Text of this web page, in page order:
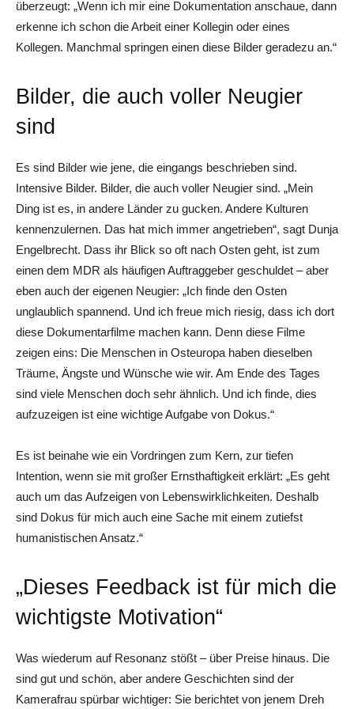
überzeugt: „Wenn ich mir eine Dokumentation anschaue, dann
erkenne ich schon die Arbeit einer Kollegin oder eines
Kollegen. Manchmal springen einen diese Bilder geradezu an.“
Bilder, die auch voller Neugier
sind
Es sind Bilder wie jene, die eingangs beschrieben sind.
Intensive Bilder. Bilder, die auch voller Neugier sind. „Mein
Ding ist es, in andere Länder zu gucken. Andere Kulturen
kennenzulernen. Das hat mich immer angetrieben“, sagt Dunja
Engelbrecht. Dass ihr Blick so oft nach Osten geht, ist zum
einen dem MDR als häufigen Auftraggeber geschuldet – aber
eben auch der eigenen Neugier: „Ich finde den Osten
unglaublich spannend. Und ich freue mich riesig, dass ich dort
diese Dokumentarfilme machen kann. Denn diese Filme
zeigen eins: Die Menschen in Osteuropa haben dieselben
Träume, Ängste und Wünsche wie wir. Am Ende des Tages
sind viele Menschen doch sehr ähnlich. Und ich finde, dies
aufzuzeigen ist eine wichtige Aufgabe von Dokus.“
Es ist beinahe wie ein Vordringen zum Kern, zur tiefen
Intention, wenn sie mit großer Ernsthaftigkeit erklärt: „Es geht
auch um das Aufzeigen von Lebenswirklichkeiten. Deshalb
sind Dokus für mich auch eine Sache mit einem zutiefst
humanistischen Ansatz.“
„Dieses Feedback ist für mich die
wichtigste Motivation“
Was wiederum auf Resonanz stößt – über Preise hinaus. Die
sind gut und schön, aber andere Geschichten sind der
Kamerafrau spürbar wichtiger: Sie berichtet von jenem Dreh